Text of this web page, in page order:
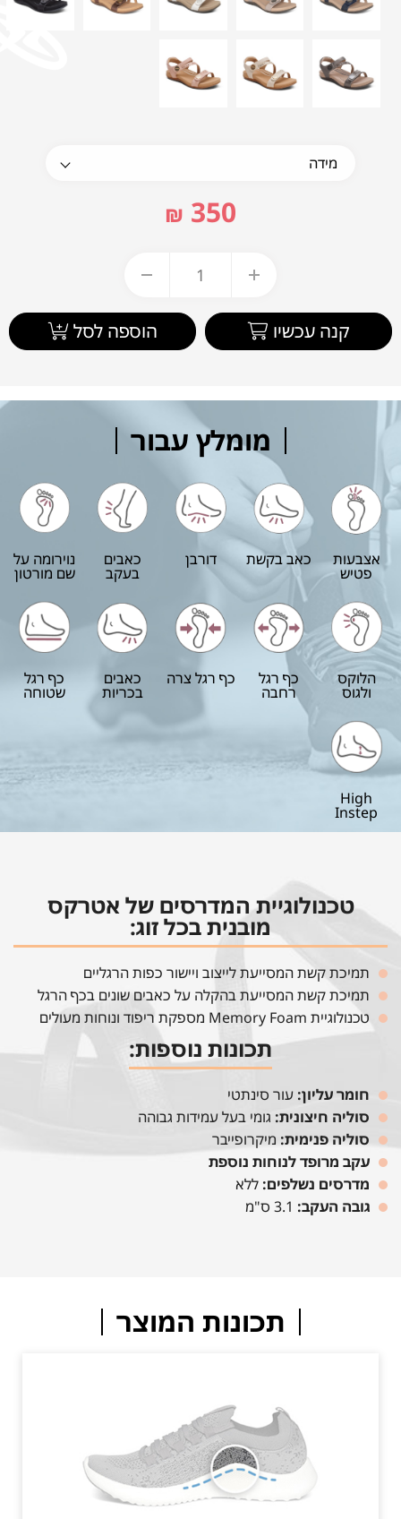
350
₪
קנה עכשיו הוספה לסל
מומלץ עבור
אצבעות
פטיש
כאב בקשת דורבן כאבים
בעקב
נוירומה על
שם מורטון
הלוקס
ולגוס
כף רגל
רחבה
כף רגל צרה כאבים
בכריות
כף רגל
שטוחה
High
Instep
טכנולוגיית המדרסים של אטרקס
מובנית בכל זוג:
תמיכת קשת המסייעת לייצוב ויישור כפות הרגליים
תמיכת קשת המסייעת בהקלה על כאבים שונים בכף הרגל
טכנולוגיית Memory Foam מספקת ריפוד ונוחות מעולים
תכונות נוספות:
חומר עליון: עור סינתטי
סוליה חיצונית: גומי בעל עמידות גבוהה
סוליה פנימית: מיקרופייבר
עקב מרופד לנוחות נוספת
מדרסים נשלפים: ללא
גובה העקב:
תכונות המוצר